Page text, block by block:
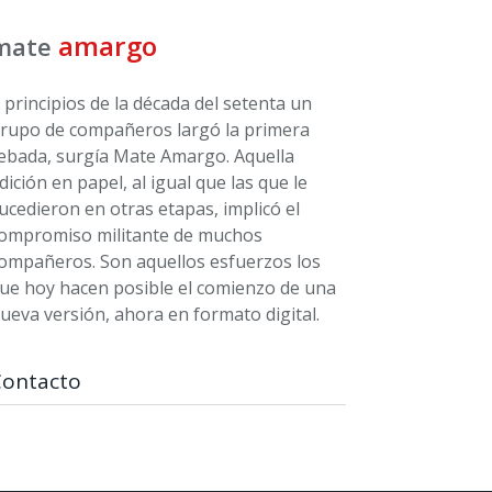
amargo
principios de la década del setenta un
de compañeros largó la primera
surgía Mate Amargo. Aquella
en papel, al igual que las que le
en otras etapas, implicó el
militante de muchos
Son aquellos esfuerzos los
hoy hacen posible el comienzo de una
versión, ahora en formato digital.